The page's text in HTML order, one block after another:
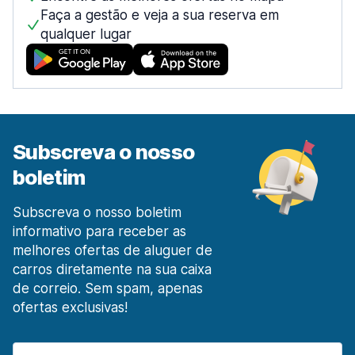
desde 11,16 € por dia
Centro da cidade
desde 13,26 € por dia
Madeira
573 ofertas especiais em 2 localizações
Aeroporto de Funchal Madeira
desde 17,85 € por dia
O Porto
1434 ofertas especiais em 9 localizações
Aeroporto do Porto
desde 13,16 € por dia
Pombal
Faça a gestão e veja a sua reserva em
qualquer lugar
Subscreva o nosso
boletim
Subscreva o nosso boletim
informativo para receber as
melhores ofertas de aluguer de
carros diretamente na sua caixa
de correio. Sem spam, apenas
ofertas exclusivas!